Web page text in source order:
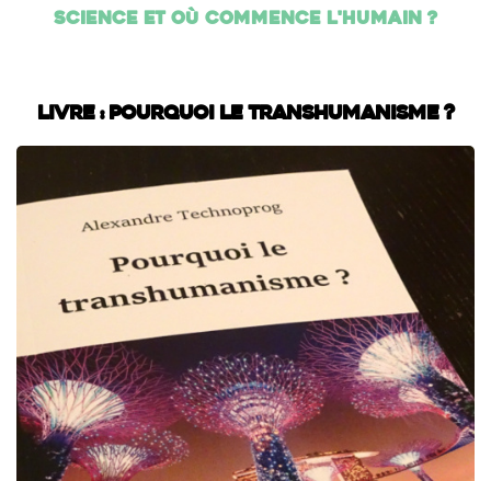
science et où commence l'humain ?
Livre : Pourquoi le transhumanisme ?